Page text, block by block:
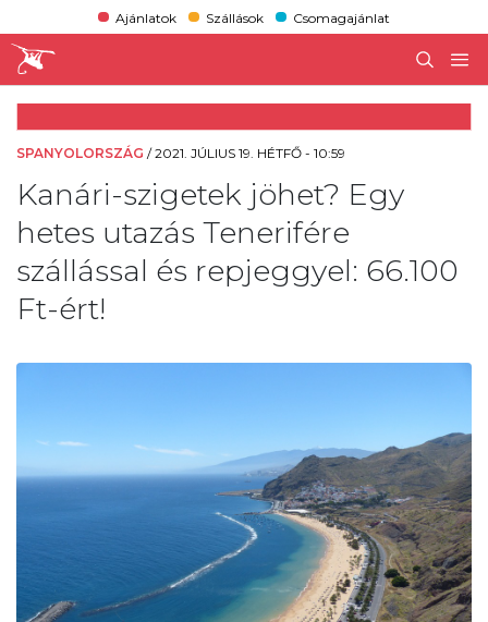
Ajánlatok Szállások Csomagajánlat
SPANYOLORSZÁG /2021. JÚLIUS 19. HÉTFŐ - 10:59
Kanári-szigetek jöhet? Egy
hetes utazás Tenerifére
szállással és repjeggyel: 66.100
Ft-ért!